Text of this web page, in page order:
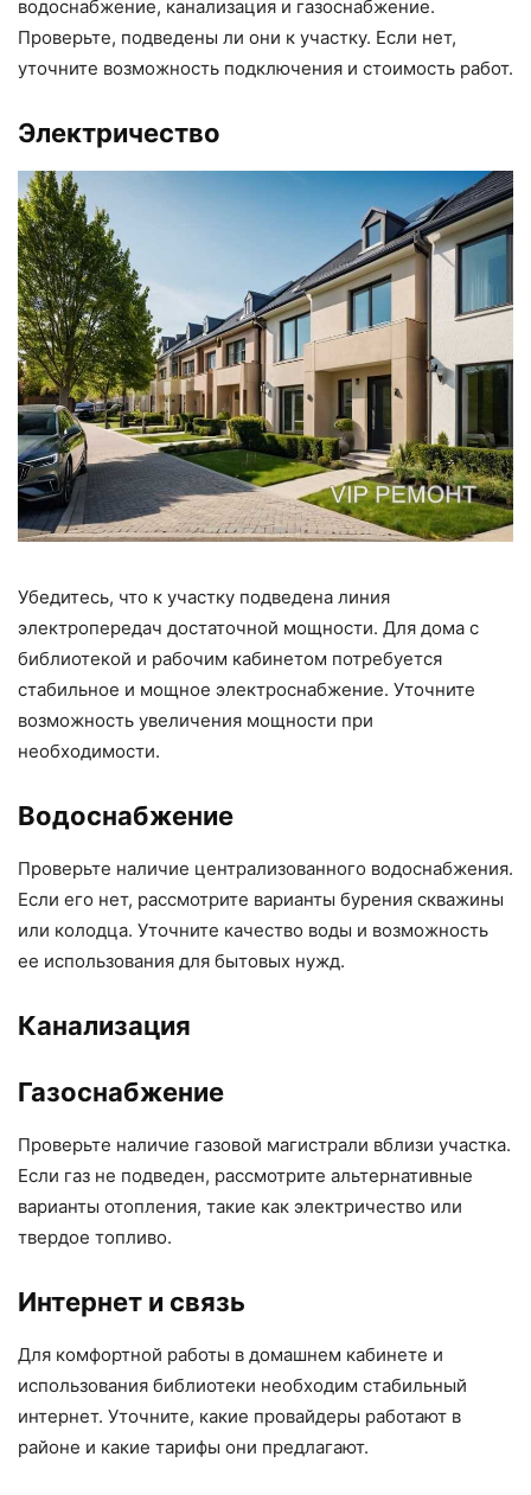
водоснабжение, канализация и газоснабжение.
Проверьте, подведены ли они к участку. Если нет,
уточните возможность подключения и стоимость работ.
Электричество
Убедитесь, что к участку подведена линия
электропередач достаточной мощности. Для дома с
библиотекой и рабочим кабинетом потребуется
стабильное и мощное электроснабжение. Уточните
возможность увеличения мощности при
необходимости.
Водоснабжение
Проверьте наличие централизованного водоснабжения.
Если его нет, рассмотрите варианты бурения скважины
или колодца. Уточните качество воды и возможность
ее использования для бытовых нужд.
Канализация
Газоснабжение
Проверьте наличие газовой магистрали вблизи участка.
Если газ не подведен, рассмотрите альтернативные
варианты отопления, такие как электричество или
твердое топливо.
Интернет и связь
Для комфортной работы в домашнем кабинете и
использования библиотеки необходим стабильный
интернет. Уточните, какие провайдеры работают в
районе и какие тарифы они предлагают.